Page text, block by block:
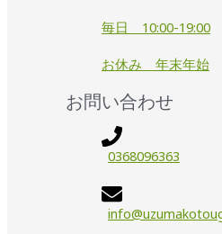
毎日 10:00-19:00
お休み 年末年始
お問い合わせ
0368096363